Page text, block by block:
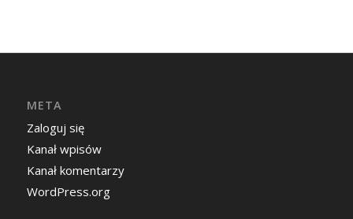
META
Zaloguj się
Kanał wpisów
Kanał komentarzy
WordPress.org